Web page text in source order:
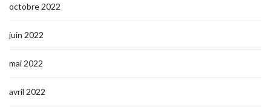
octobre 2022
juin 2022
mai 2022
avril 2022